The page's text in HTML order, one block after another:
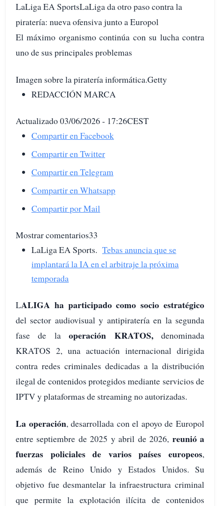
LaLiga EA SportsLaLiga da otro paso contra la
piratería: nueva ofensiva junto a Europol
El máximo organismo continúa con su lucha contra
uno de sus principales problemas
Imagen sobre la piratería informática.Getty
REDACCIÓN MARCA
Actualizado 03/06/2026 - 17:26CEST
Compartir en Facebook
Compartir en Twitter
Compartir en Telegram
Compartir en Whatsapp
Compartir por Mail
Mostrar comentarios33
LaLiga EA Sports. Tebas anuncia que se
implantará la IA en el arbitraje la próxima
temporada
LALIGA ha participado como socio estratégico
del sector audiovisual y antipiratería en la segunda
fase de laoperación KRATOS,denominada
KRATOS 2, una actuación internacional dirigida
contra redes criminales dedicadas a la distribución
ilegal de contenidos protegidos mediante servicios de
IPTV y plataformas de streaming no autorizadas.
La operación, desarrollada con el apoyo de Europol
entre septiembre de 2025 y abril de 2026, reunió a
fuerzas policiales de varios países europeos,
además de Reino Unido y Estados Unidos. Su
objetivo fue desmantelar la infraestructura criminal
que permite la explotación ilícita de contenidos